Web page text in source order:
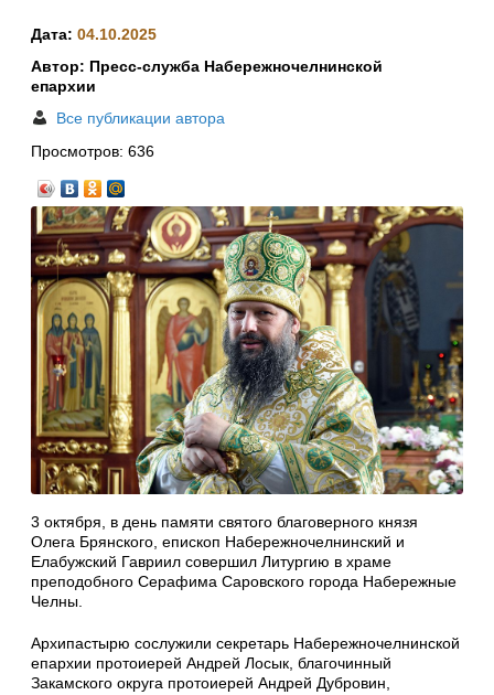
Дата: 04.10.2025
Автор: Пресс-служба Набережночелнинской
епархии
Все публикации автора
Просмотров: 636
3 октября, в день памяти святого благоверного князя
Олега Брянского, епископ Набережночелнинский и
Елабужский Гавриил совершил Литургию в храме
преподобного Серафима Саровского города Набережные
Челны.
Архипастырю сослужили секретарь Набережночелнинской
епархии протоиерей Андрей Лосык, благочинный
Закамского округа протоиерей Андрей Дубровин,